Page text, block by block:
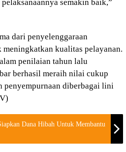
semakin baik,”
dari penyelenggaraan
kualitas pelayanan.
penilaian tahun lalu
berhasil meraih nilai cukup
penyempurnaan diberbagai lini
Dana Hibah Untuk Membantu